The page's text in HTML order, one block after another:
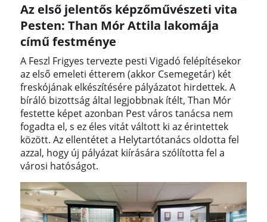
Az első jelentős képzőművészeti vita
Pesten: Than Mór Attila lakomája
című festménye
A Feszl Frigyes tervezte pesti Vigadó felépítésekor
az első emeleti étterem (akkor Csemegetár) két
freskójának elkészítésére pályázatot hirdettek. A
bíráló bizottság által legjobbnak ítélt, Than Mór
festette képet azonban Pest város tanácsa nem
fogadta el, s ez éles vitát váltott ki az érintettek
között. Az ellentétet a Helytartótanács oldotta fel
azzal, hogy új pályázat kiírására szólította fel a
városi hatóságot.